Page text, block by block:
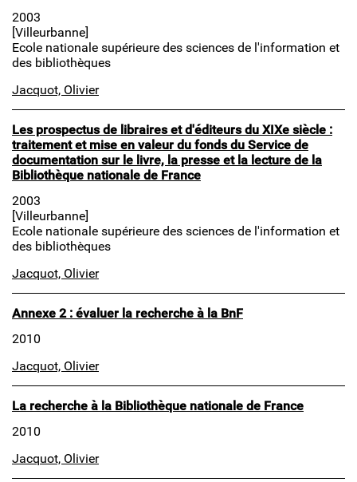
2003
[Villeurbanne]
Ecole nationale supérieure des sciences de l'information et
des bibliothèques
Jacquot, Olivier
Les prospectus de libraires et d'éditeurs du XIXe siècle :
traitement et mise en valeur du fonds du Service de
documentation sur le livre, la presse et la lecture de la
Bibliothèque nationale de France
2003
[Villeurbanne]
Ecole nationale supérieure des sciences de l'information et
des bibliothèques
Jacquot, Olivier
Annexe 2 : évaluer la recherche à la BnF
2010
Jacquot, Olivier
La recherche à la Bibliothèque nationale de France
2010
Jacquot, Olivier